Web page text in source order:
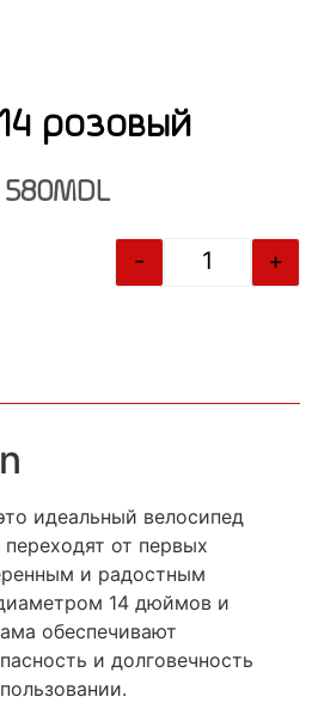
розовый
MDL
- +
идеальный велосипед
от первых
и радостным
14 дюймов и
обеспечивают
и долговечность